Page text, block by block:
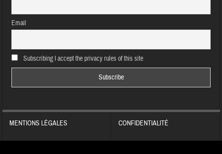
Email
Subscribing I accept the privacy rules of this site
MENTIONS LÉGALES CONFIDENTIALITÉ